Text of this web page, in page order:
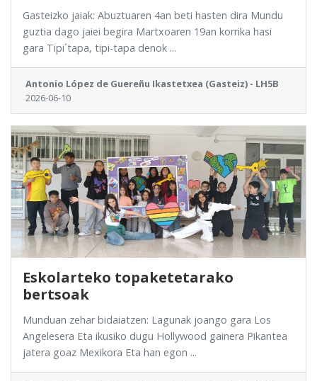
Gasteizko jaiak: Abuztuaren 4an beti hasten dira Mundu
guztia dago jaiei begira Martxoaren 19an korrika hasi
gara Tipi´tapa, tipi-tapa denok ...
Antonio López de Guereñu Ikastetxea (Gasteiz) - LH5B
2026-06-10
Eskolarteko topaketetarako
bertsoak
Munduan zehar bidaiatzen: Lagunak joango gara Los
Angelesera Eta ikusiko dugu Hollywood gainera Pikantea
jatera goaz Mexikora Eta han egon ...